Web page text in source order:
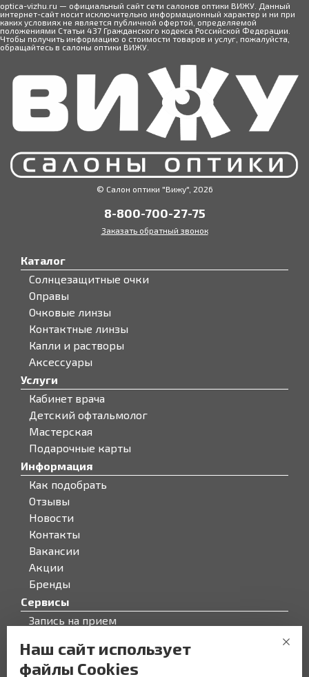
optica-vizhu.ru — официальный сайт сети салонов оптики ВИЖУ. Данный
интернет-сайт носит исключительно информационный характер и ни при
каких условиях не является публичной офертой, определяемой
положениями Статьи 437 Гражданского кодекса Российской Федерации.
Чтобы получить информацию о стоимости товаров и услуг, пожалуйста,
обращайтесь в салоны оптики ВИЖУ.
© Салон оптики "Вижу", 2026
8-800-700-27-75
Заказать обратный звонок
Каталог
Солнцезащитные очки
Оправы
Очковые линзы
Контактные линзы
Капли и растворы
Аксессуары
Услуги
Кабинет врача
Детский офтальмолог
Мастерская
Подарочные карты
Информация
Как подобрать
Отзывы
Новости
Контакты
Вакансии
Акции
Бренды
Сервисы
Запись на прием
О компании
О компании
Наш сайт использует
файлы Cookies